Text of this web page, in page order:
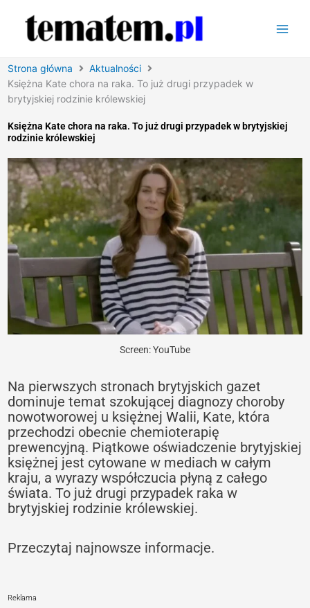
Strona główna
Aktualności
Księżna Kate chora na raka. To już drugi przypadek w
brytyjskiej rodzinie królewskiej
Księżna Kate chora na raka. To już drugi przypadek w brytyjskiej
rodzinie królewskiej
Screen: YouTube
Na pierwszych stronach brytyjskich gazet
dominuje temat szokującej diagnozy choroby
nowotworowej u księżnejWalii, Kate, która
przechodzi obecnie chemioterapię
prewencyjną. Piątkowe oświadczenie brytyjskiej
księżnej jest cytowane w mediach w całym
kraju, a wyrazy współczucia płyną z całego
świata. To już drugi przypadek raka w
brytyjskiej rodzinie królewskiej.
Przeczytaj najnowsze informacje.
Reklama